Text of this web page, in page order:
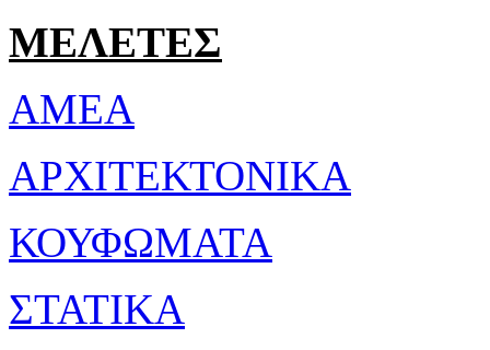
ΜΕΛΕΤΕΣ
ΑΜΕΑ
ΑΡΧΙΤΕΚΤΟΝΙΚΑ
ΚΟΥΦΩΜΑΤΑ
ΣΤΑΤΙΚΑ